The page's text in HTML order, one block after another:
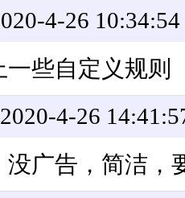
4-26 10:34:54
一些自定义规则
4-26
广告，简洁，